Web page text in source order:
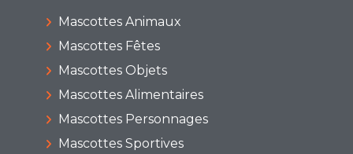
Mascottes Animaux
Mascottes Fêtes
Mascottes Objets
Mascottes Alimentaires
Mascottes Personnages
Mascottes Sportives